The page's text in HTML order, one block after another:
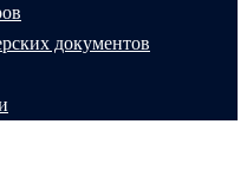
документов